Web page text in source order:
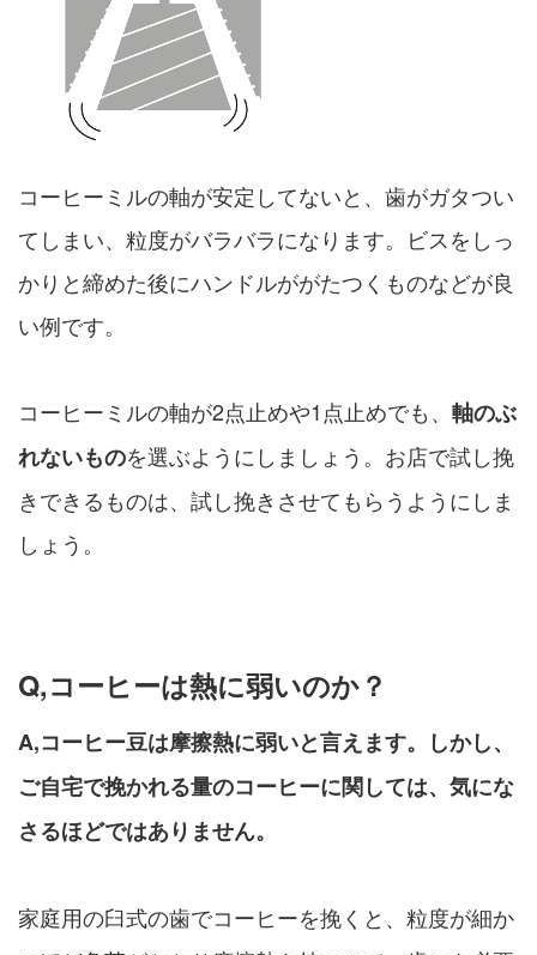
コーヒーミルの軸が安定してないと、歯がガタつい
てしまい、粒度がバラバラになります。ビスをしっ
かりと締めた後にハンドルががたつくものなどが良
い例です。
コーヒーミルの軸が2点止めや1点止めでも、 軸のぶ
れないものを選ぶようにしましょう。お店で試し挽
きできるものは、試し挽きさせてもらうようにしま
しょう。
Q,コーヒーは熱に弱いのか？
A,コーヒー豆は摩擦熱に弱いと言えます。しかし、
ご自宅で挽かれる量のコーヒーに関しては、気にな
さるほどではありません。
家庭用の臼式の歯でコーヒーを挽くと、粒度が細か